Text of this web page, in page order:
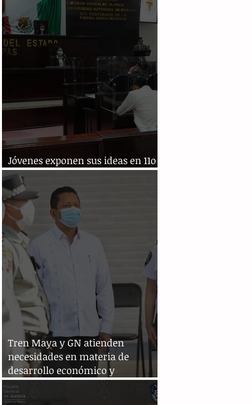
Jóvenes exponen sus ideas en 11o
Parlamento Juvenil
Tren Maya y GN atienden
necesidades en materia de
desarrollo económico y
seguridad: Llaven Abarca